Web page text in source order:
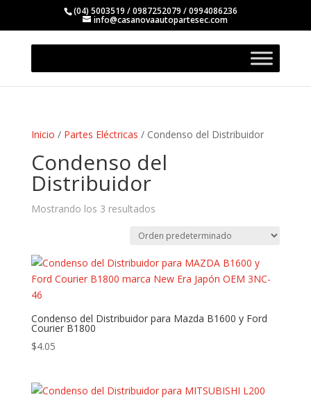
(04) 5003519 / 0987252079 / 0994086236
info@casanovaautopartesec.com
Inicio / Partes Eléctricas / Condenso del Distribuidor
Condenso del
Distribuidor
Mostrando los 3 resultados
Condenso del Distribuidor para Mazda B1600 y Ford
Courier B1800
$4.05